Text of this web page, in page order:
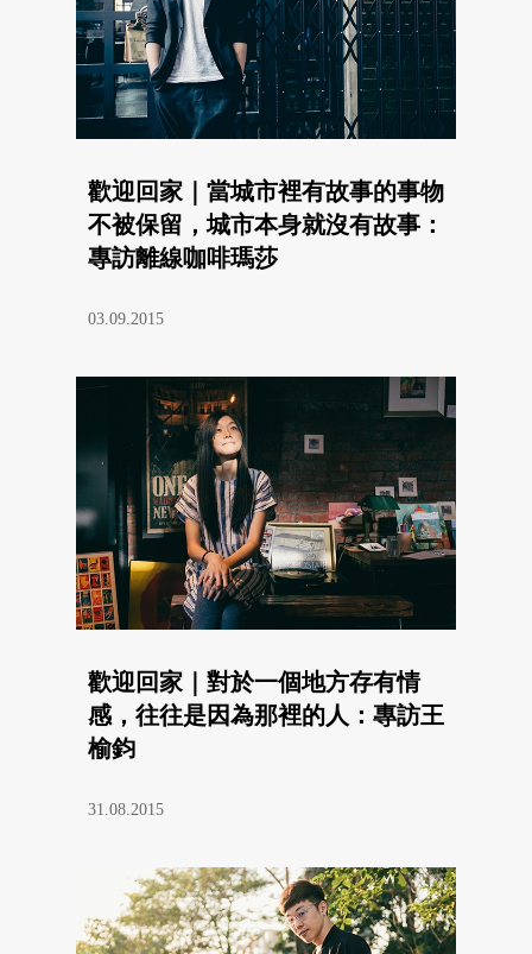
歡迎回家｜當城市裡有故事的事物
不被保留，城市本身就沒有故事：
專訪離線咖啡瑪莎
03.09.2015
歡迎回家｜對於一個地方存有情
感，往往是因為那裡的人：專訪王
榆鈞
31.08.2015